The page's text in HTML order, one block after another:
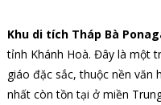
Khu di tích Tháp Bà
tỉnh Khánh Hoà. Đây là một
giáo đặc sắc, thuộc nền văn
nhất còn tồn tại ở miền